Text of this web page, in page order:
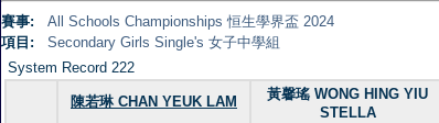
賽事:
All Schools Championships 恒生學界盃 2024
項目:
Secondary Girls Single's 女子中學組
System Record 222
陳若琳 CHAN YEUK LAM
黃馨瑤 WONG HING YIU
STELLA